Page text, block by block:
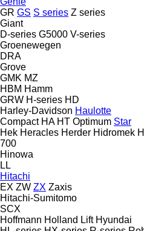
GR GS S series Z series
Giant
D-series G5000 V-series
Groenewegen
DRA
Grove
GMK MZ
HBM Hamm
GRW H-series HD
Harley-Davidson Haulotte
Compact HA HT Optimum Star
Hek Heracles Herder Hidromek
700
Hinowa
LL
Hitachi
EX ZW ZX Zaxis
Hitachi-Sumitomo
SCX
Hoffmann Holland Lift Hyundai